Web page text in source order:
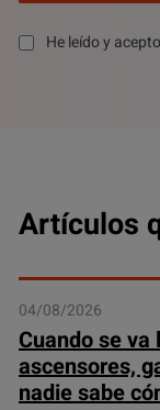
He leído y
Artículos
04/08/2026
Cuando se
ascensores,
nadie sabe